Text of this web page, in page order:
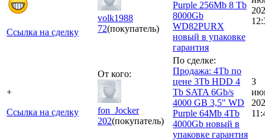
Ссылка на сделку
volk1988
72(покупатель)
Purple 256Mb 8 Tb
8000Gb
WD82PURX
новый в упаковке
гарантия
+
Ссылка на сделку
От кого:
fon_Jocker
202(покупатель)
По сделке:
Продажа: 4Tb по
цене 3Tb HDD 4
Tb SATA 6Gb/s
4000 GB 3,5" WD
Purple 64Mb 4Tb
4000Gb новый в
упаковке гарантия
3